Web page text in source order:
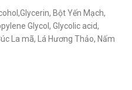
Bột Yến Mạch,
Glycol, Glycolic acid,
La mã, Lá Hương Thảo, Nấm